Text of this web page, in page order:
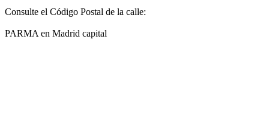
Consulte el Código Postal de la calle:
PARMA en Madrid capital